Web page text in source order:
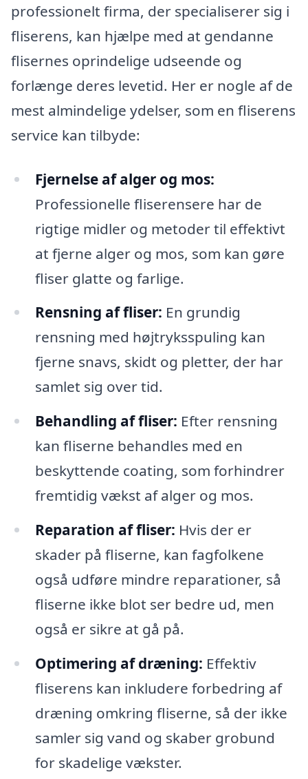
professionelt firma, der specialiserer sig i
fliserens, kan hjælpe med at gendanne
flisernes oprindelige udseende og
forlænge deres levetid. Her er nogle af de
mest almindelige ydelser, som en fliserens
service kan tilbyde:
Fjernelse af alger og mos:
Professionelle fliserensere har de
rigtige midler og metoder til effektivt
at fjerne alger og mos, som kan gøre
fliser glatte og farlige.
Rensning af fliser: En grundig
rensning med højtryksspuling kan
fjerne snavs, skidt og pletter, der har
samlet sig over tid.
Behandling af fliser: Efter rensning
kan fliserne behandles med en
beskyttende coating, som forhindrer
fremtidig vækst af alger og mos.
Reparation af fliser: Hvis der er
skader på fliserne, kan fagfolkene
også udføre mindre reparationer, så
fliserne ikke blot ser bedre ud, men
også er sikre at gå på.
Optimering af dræning: Effektiv
fliserens kan inkludere forbedring af
dræning omkring fliserne, så der ikke
samler sig vand og skaber grobund
for skadelige vækster.